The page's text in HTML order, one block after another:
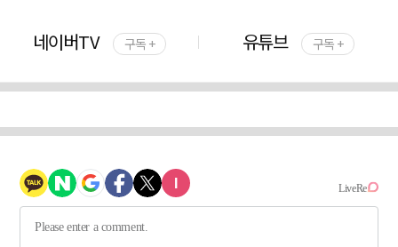
네이버TV 구독 + 유튜브 구독 +